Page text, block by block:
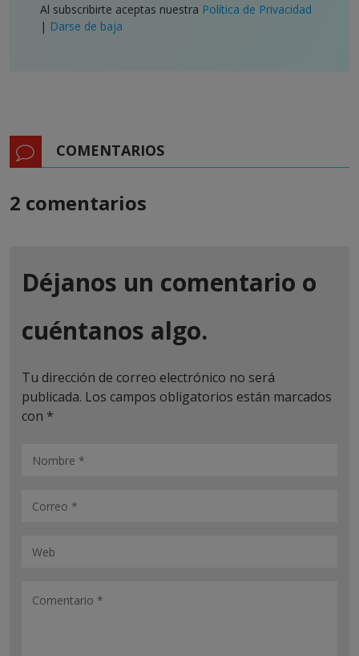
Al subscribirte aceptas nuestra Política de Privacidad
| Darse de baja
COMENTARIOS
2 comentarios
Déjanos un comentario o
cuéntanos algo.
Tu dirección de correo electrónico no será
publicada. Los campos obligatorios están marcados
con *